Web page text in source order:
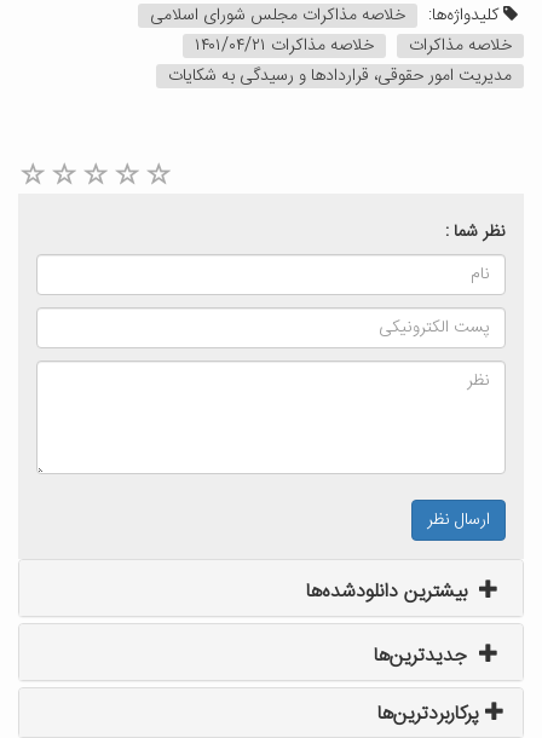
کلیدواژه‌ها:
خلاصه مذاکرات مجلس شورای اسلامی
خلاصه مذاکرات
خلاصه مذاکرات ۱۴۰۱/۰۴/۲۱
مدیریت امور حقوقی، قراردادها و رسیدگی به شکایات
نظر شما :
ارسال نظر
بیشترین دانلودشده‌ها
جدیدترین‌ها
پرکاربردترین‌ها